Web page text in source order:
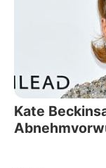
Kate